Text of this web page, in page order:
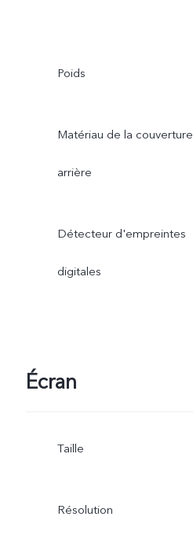
Poids
Matériau de la couverture
arrière
Détecteur d'empreintes
digitales
Écran
Taille
Résolution